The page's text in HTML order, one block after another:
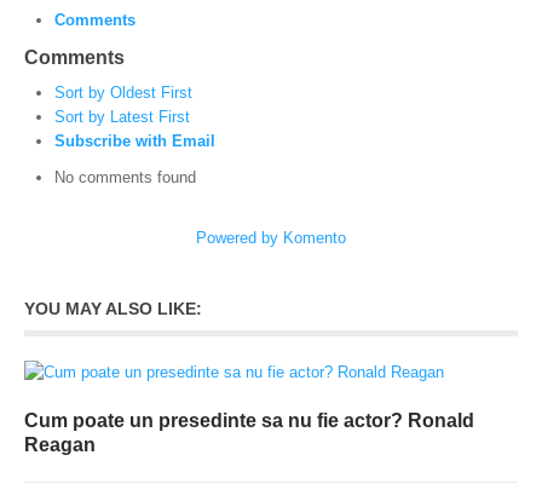
Comments
Comments
Sort by Oldest First
Sort by Latest First
Subscribe with Email
No comments found
Powered by Komento
YOU MAY ALSO LIKE:
Cum poate un presedinte sa nu fie actor? Ronald
Reagan